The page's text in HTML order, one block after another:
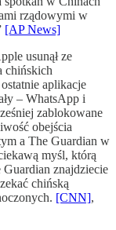
rządowymi w
[AP News]
usunął ze
chińskich
aplikacje
– WhatsApp i
zablokowane
obejścia
a The Guardian w
myśl, którą
znajdziecie
chińską
[CNN],